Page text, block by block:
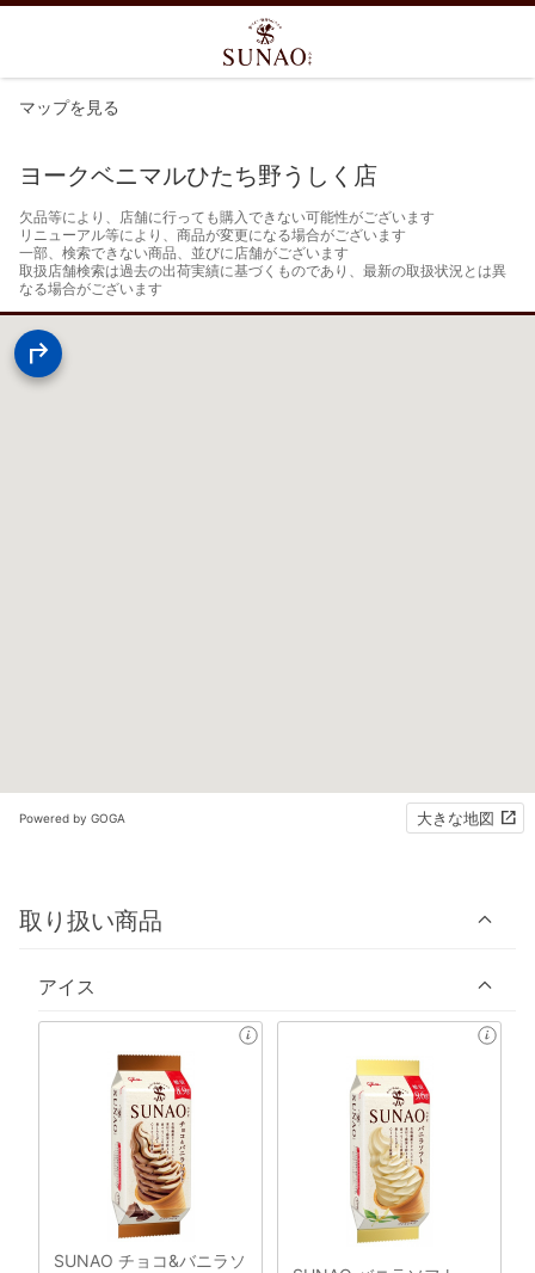
マップを見る
ヨークベニマルひたち野うしく店
欠品等により、店舗に行っても購入できない可能性がございます
リニューアル等により、商品が変更になる場合がございます
一部、検索できない商品、並びに店舗がございます
取扱店舗検索は過去の出荷実績に基づくものであり、最新の取扱状況とは異
なる場合がございます
Powered by GOGA 大きな地図
取り扱い商品
アイス
SUNAO チョコ&バニラソ